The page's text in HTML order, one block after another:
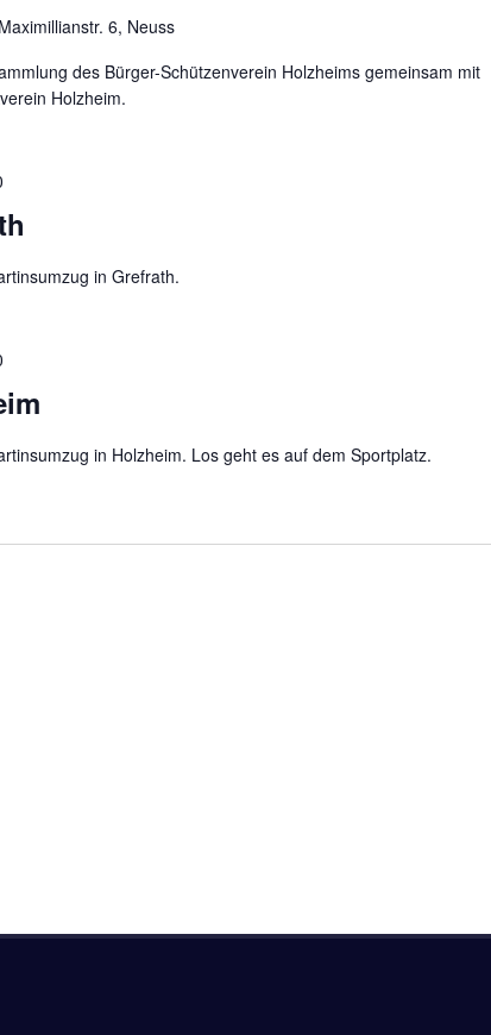
Maximillianstr. 6, Neuss
des Bürger-Schützenverein Holzheims gemeinsam mit
Holzheim.
in Grefrath.
in Holzheim. Los geht es auf dem Sportplatz.